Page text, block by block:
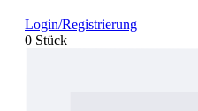
Login/Registrierung
0 Stück